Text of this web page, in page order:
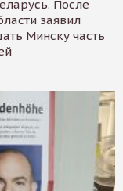
После
заявил
Минску часть